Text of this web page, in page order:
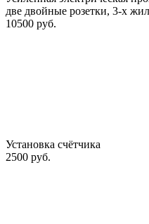
две двойные розетки, 3-х
10500 руб.
Установка счётчика
2500 руб.